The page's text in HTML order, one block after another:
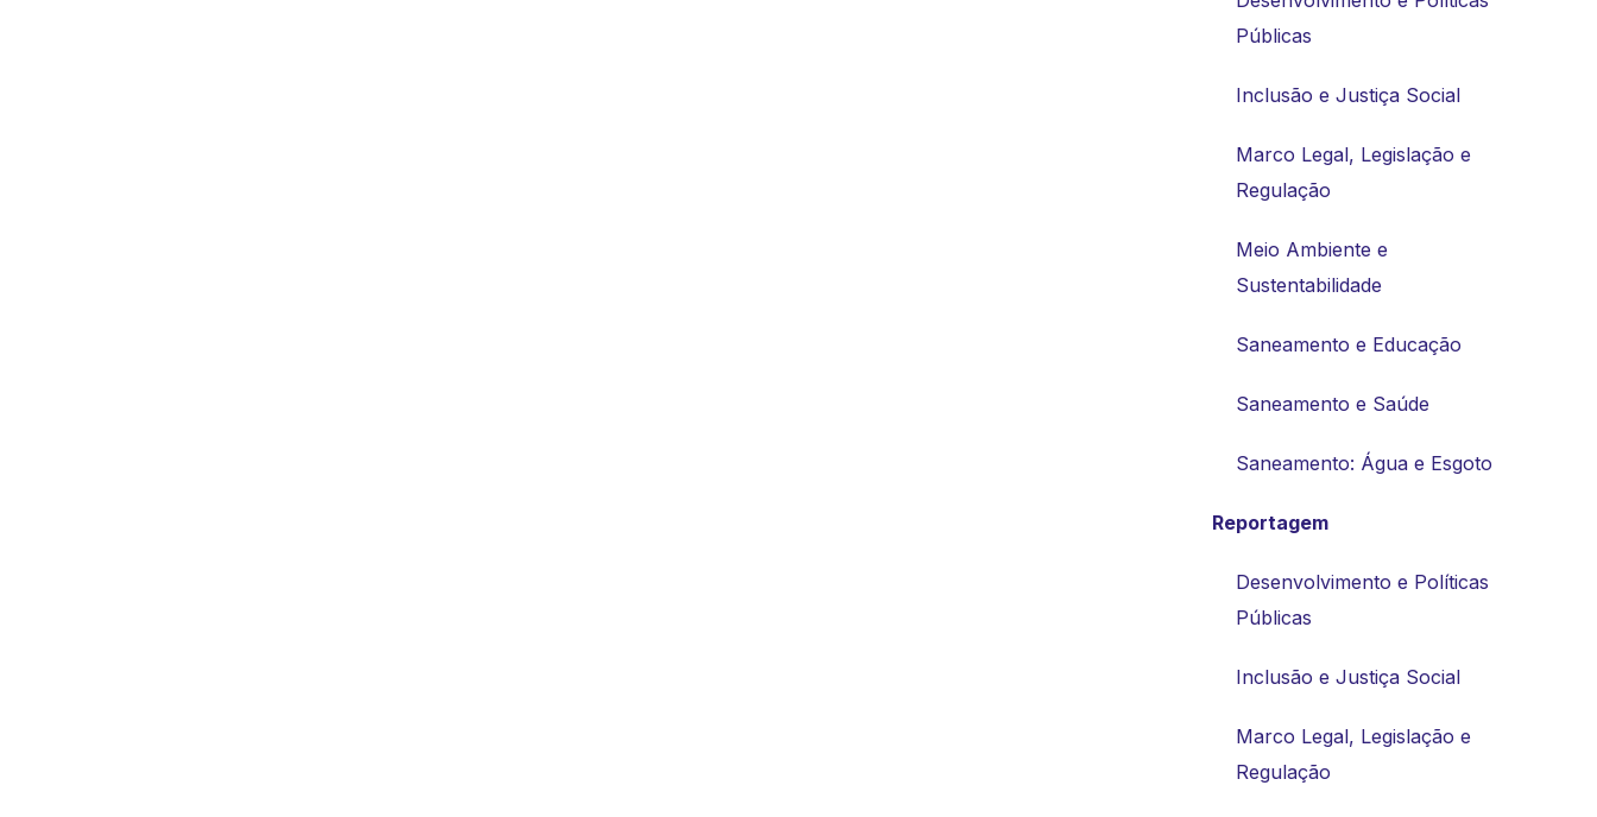
Públicas
Inclusão e Justiça Social
Marco Legal, Legislação e
Regulação
Meio Ambiente e
Sustentabilidade
Saneamento e Educação
Saneamento e Saúde
Saneamento: Água e Esgoto
Reportagem
Desenvolvimento e Políticas
Públicas
Inclusão e Justiça Social
Marco Legal, Legislação e
Regulação